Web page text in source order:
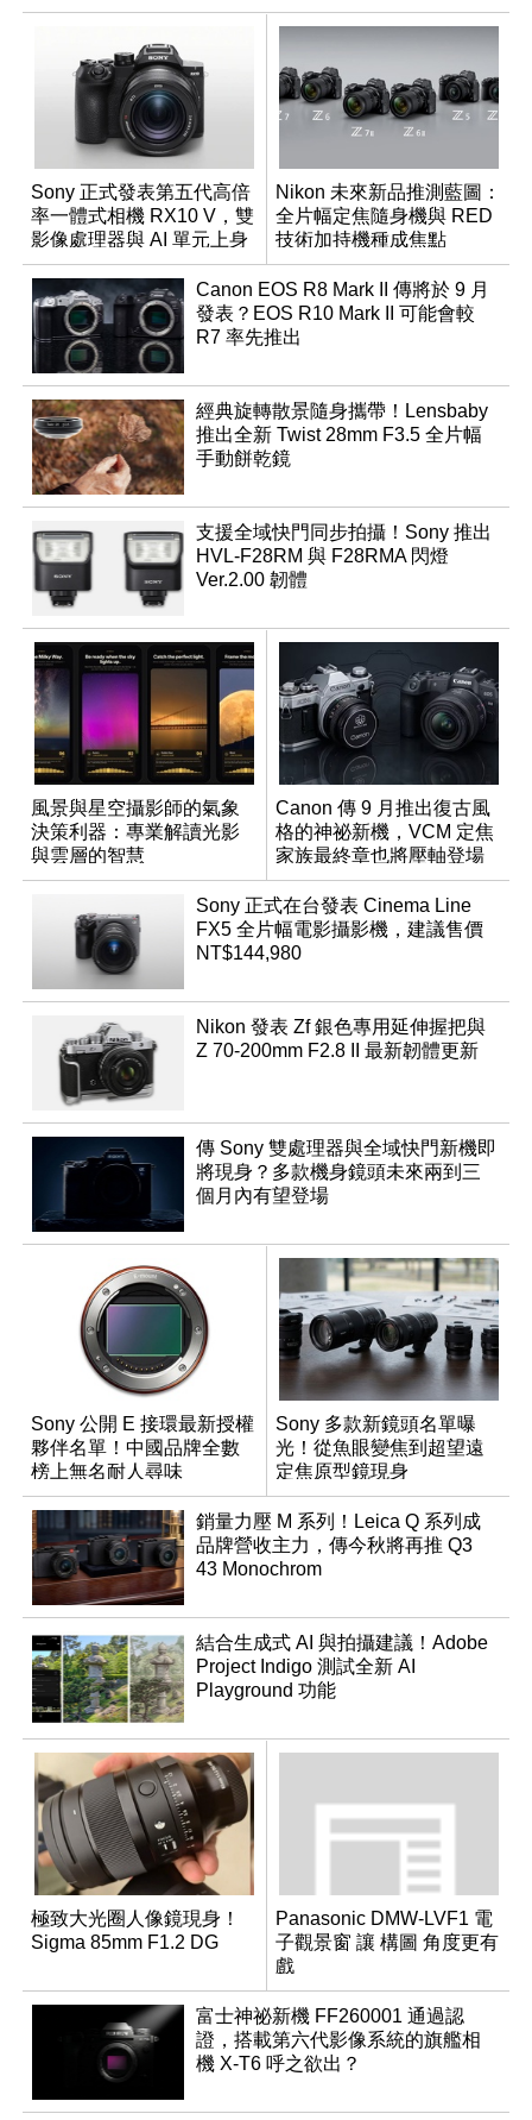
Sony 正式發表第五代高倍
率一體式相機 RX10 V，雙
影像處理器與 AI 單元上身
Nikon 未來新品推測藍圖：
全片幅定焦隨身機與 RED
技術加持機種成焦點
Canon EOS R8 Mark II 傳將於 9 月
發表？EOS R10 Mark II 可能會較
R7 率先推出
經典旋轉散景隨身攜帶！Lensbaby
推出全新 Twist 28mm F3.5 全片幅
手動餅乾鏡
支援全域快門同步拍攝！Sony 推出
HVL-F28RM 與 F28RMA 閃燈
Ver.2.00 韌體
風景與星空攝影師的氣象
決策利器：專業解讀光影
與雲層的智慧
App「Atmos」登場
Canon 傳 9 月推出復古風
格的神祕新機，VCM 定焦
家族最終章也將壓軸登場
Sony 正式在台發表 Cinema Line
FX5 全片幅電影攝影機，建議售價
NT$144,980
Nikon 發表 Zf 銀色專用延伸握把與
Z 70-200mm F2.8 II 最新韌體更新
傳 Sony 雙處理器與全域快門新機即
將現身？多款機身鏡頭未來兩到三
個月內有望登場
Sony 公開 E 接環最新授權
夥伴名單！中國品牌全數
榜上無名耐人尋味
Sony 多款新鏡頭名單曝
光！從魚眼變焦到超望遠
定焦原型鏡現身
銷量力壓 M 系列！Leica Q 系列成
品牌營收主力，傳今秋將再推 Q3
43 Monochrom
結合生成式 AI 與拍攝建議！Adobe
Project Indigo 測試全新 AI
Playground 功能
極致大光圈人像鏡現身！
Sigma 85mm F1.2 DG
Panasonic DMW-LVF1 電
子觀景窗 讓 構圖 角度更有
戲
富士神祕新機 FF260001 通過認
證，搭載第六代影像系統的旗艦相
機 X-T6 呼之欲出？